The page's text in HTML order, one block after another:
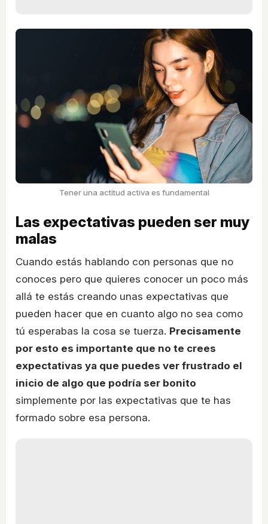
Tener una actitud activa es fundamental
Las expectativas pueden ser muy
malas
Cuando estás hablando con personas que no
conoces pero que quieres conocer un poco más
allá te estás creando unas expectativas que
pueden hacer que en cuanto algo no sea como
tú esperabas la cosa se tuerza. Precisamente
por esto es importante que no te crees
expectativas ya que puedes ver frustrado el
inicio de algo que podría ser bonito
simplemente por las expectativas que te has
formado sobre esa persona.